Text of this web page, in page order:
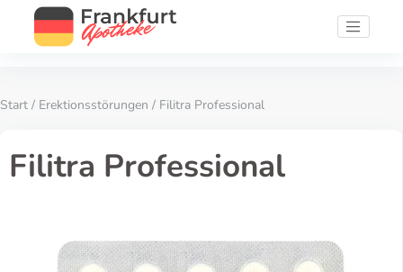
Start / Erektionsstörungen / Filitra Professional
Filitra Professional